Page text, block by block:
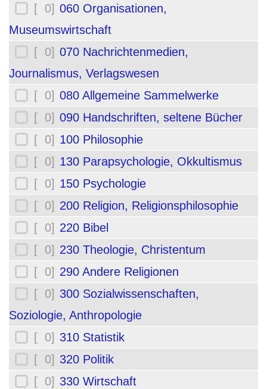
[ 0] 060 Organisationen,
Museumswirtschaft
[ 0] 070 Nachrichtenmedien,
Journalismus, Verlagswesen
[ 0] 080 Allgemeine Sammelwerke
[ 0] 090 Handschriften, seltene Bücher
[ 0] 100 Philosophie
[ 0] 130 Parapsychologie, Okkultismus
[ 0] 150 Psychologie
[ 0] 200 Religion, Religionsphilosophie
[ 0] 220 Bibel
[ 0] 230 Theologie, Christentum
[ 0] 290 Andere Religionen
[ 0] 300 Sozialwissenschaften,
Soziologie, Anthropologie
[ 0] 310 Statistik
[ 0] 320 Politik
[ 0] 330 Wirtschaft